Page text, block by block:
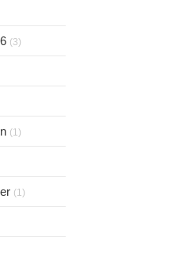
(3)
(1)
(1)